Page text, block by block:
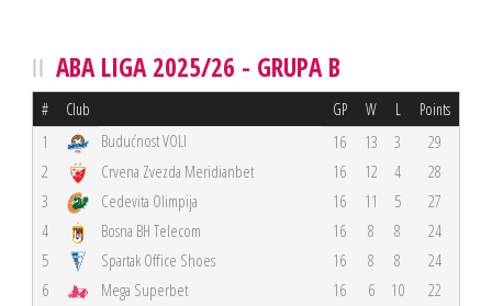
ABA LIGA 2025/26 - GRUPA B
# Club GP W L Points
1 Budućnost VOLI 16 13 3
29
2
Crvena Zvezda Meridianbet 16 12 4
28
3
Cedevita Olimpija 16 11 5
27
4
Bosna BH Telecom 16 8 8
24
5
Spartak Office Shoes 16 8 8
24
6
Mega Superbet 16 6 10 22